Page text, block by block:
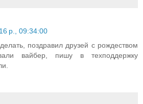
р., 09:34:00
поздравил друзей с рождеством
вайбер, пишу в техподдержку